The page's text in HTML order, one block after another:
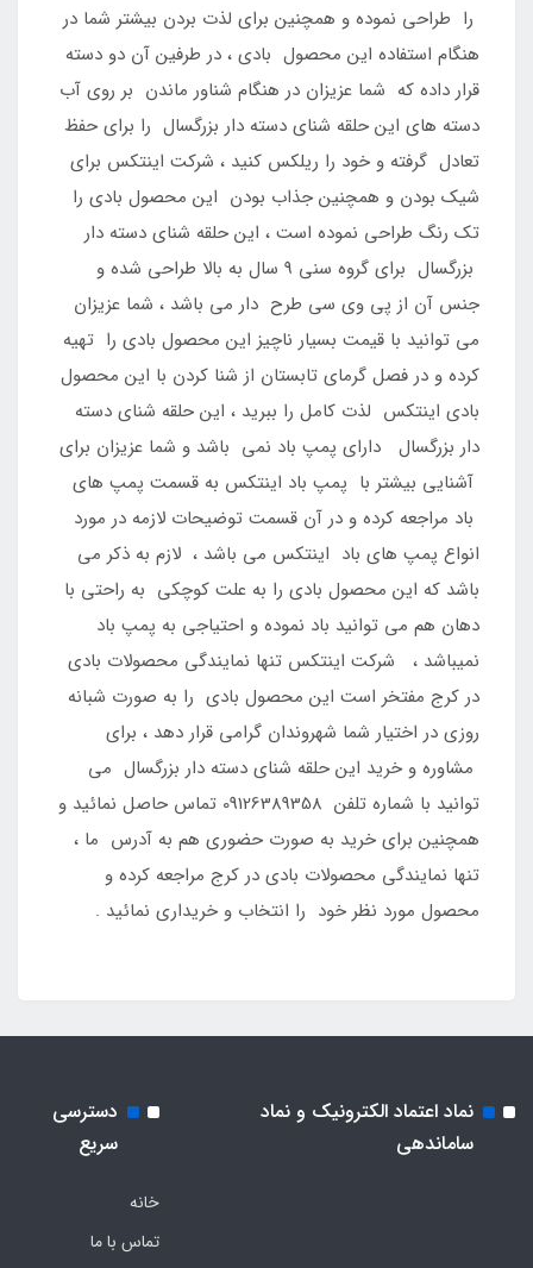
را طراحی نموده و همچنین برای لذت بردن بیشتر شما در
هنگام استفاده این محصول بادی ، در طرفین آن دو دسته
قرار داده که شما عزیزان در هنگام شناور ماندن بر روی آب
دسته های این حلقه شنای دسته دار بزرگسال را برای حفظ
تعادل گرفته و خود را ریلکس کنید ، شرکت اینتکس برای
شیک بودن و همچنین جذاب بودن این محصول بادی را
تک رنگ طراحی نموده است ، این حلقه شنای دسته دار
بزرگسال برای گروه سنی 9 سال به بالا طراحی شده و
جنس آن از پی وی سی طرح دار می باشد ، شما عزیزان
می توانید با قیمت بسیار ناچیز این محصول بادی را تهیه
کرده و در فصل گرمای تابستان از شنا کردن با این محصول
بادی اینتکس لذت کامل را ببرید ، این حلقه شنای دسته
دار بزرگسال دارای پمپ باد نمی باشد و شما عزیزان برای
آشنایی بیشتر با پمپ باد اینتکس به قسمت پمپ های
باد مراجعه کرده و در آن قسمت توضیحات لازمه در مورد
انواع پمپ های باد اینتکس می باشد ، لازم به ذکر می
باشد که این محصول بادی را به علت کوچکی به راحتی با
دهان هم می توانید باد نموده و احتیاجی به پمپ باد
نمیباشد ، شرکت اینتکس تنها نمایندگی محصولات بادی
در کرج مفتخر است این محصول بادی را به صورت شبانه
روزی در اختیار شما شهروندان گرامی قرار دهد ، برای
مشاوره و خرید این حلقه شنای دسته دار بزرگسال می
توانید با شماره تلفن 09126389358 تماس حاصل نمائید و
همچنین برای خرید به صورت حضوری هم به آدرس ما ،
تنها نمایندگی محصولات بادی در کرج مراجعه کرده و
محصول مورد نظر خود را انتخاب و خریداری نمائید .
نماد اعتماد الکترونیک و نماد
ساماندهی
دسترسی
سریع
خانه
تماس با ما